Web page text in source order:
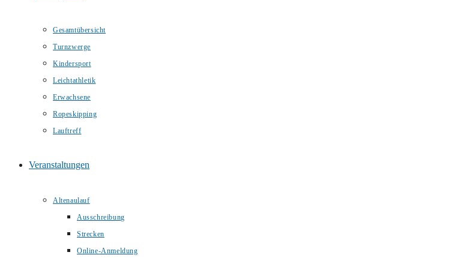
Gesamtübersicht
Turnzwerge
Kindersport
Leichtathletik
Erwachsene
Ropeskipping
Lauftreff
Veranstaltungen
Altenaulauf
Ausschreibung
Strecken
Online-Anmeldung